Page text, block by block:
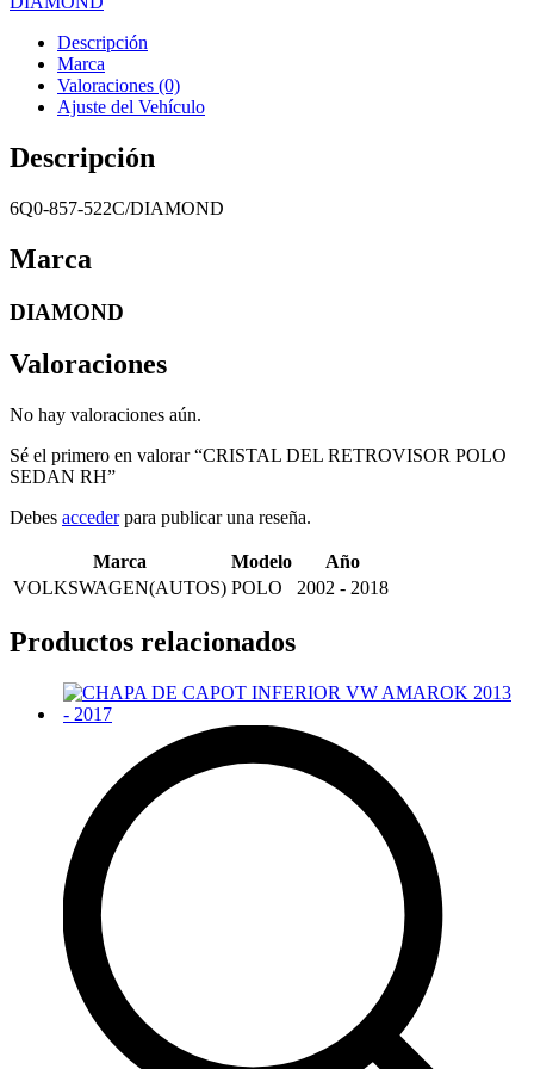
Descripción
Marca
Valoraciones (0)
Ajuste del Vehículo
Descripción
6Q0-857-522C/DIAMOND
Marca
DIAMOND
Valoraciones
No hay valoraciones aún.
Sé el primero en valorar “CRISTAL DEL RETROVISOR POLO
SEDAN RH”
Debes accederpara publicar una reseña.
Marca Modelo
Año
VOLKSWAGEN(AUTOS) POLO 2002 - 2018
Productos relacionados